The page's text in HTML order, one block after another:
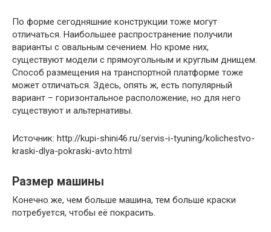
По форме сегодняшние конструкции тоже могут
отличаться. Наибольшее распространение получили
варианты с овальным сечением. Но кроме них,
существуют модели с прямоугольным и круглым днищем.
Способ размещения на транспортной платформе тоже
может отличаться. Здесь, опять ж, есть популярный
вариант – горизонтальное расположение, но для него
существуют и альтернативы.
Источник: http://kupi-shini46.ru/servis-i-tyuning/kolichestvo-
kraski-dlya-pokraski-avto.html
Размер машины
Конеч­но же, чем боль­ше маши­на, тем боль­ше крас­ки
потре­бу­ет­ся, что­бы её покра­сить.